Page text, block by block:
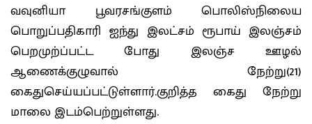
வவுனியா பூவரசங்குளம் பொலிஸ்நிலைய
பொறுப்பதிகாரி ஐந்து இலட்சம் ரூபாய் இலஞ்சம்
பெறமுற்ப்பட்ட போது இலஞ்ச ஊழல்
ஆணைக்குழுவால் நேற்று(21)
கைதுசெய்யப்பட்டுள்ளார்.குறித்த கைது நேற்று
மாலை இடம்பெற்றுள்ளது.